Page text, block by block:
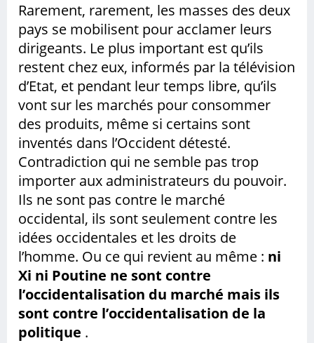
Rarement, rarement, les masses des deux
pays se mobilisent pour acclamer leurs
dirigeants. Le plus important est qu’ils
restent chez eux, informés par la télévision
d’Etat, et pendant leur temps libre, qu’ils
vont sur les marchés pour consommer
des produits, même si certains sont
inventés dans l’Occident détesté.
Contradiction qui ne semble pas trop
importer aux administrateurs du pouvoir.
Ils ne sont pas contre le marché
occidental, ils sont seulement contre les
idées occidentales et les droits de
l’homme. Ou ce qui revient au même : ni
Xi ni Poutine ne sont contre
l’occidentalisation du marché mais ils
sont contre l’occidentalisation de la
politique .